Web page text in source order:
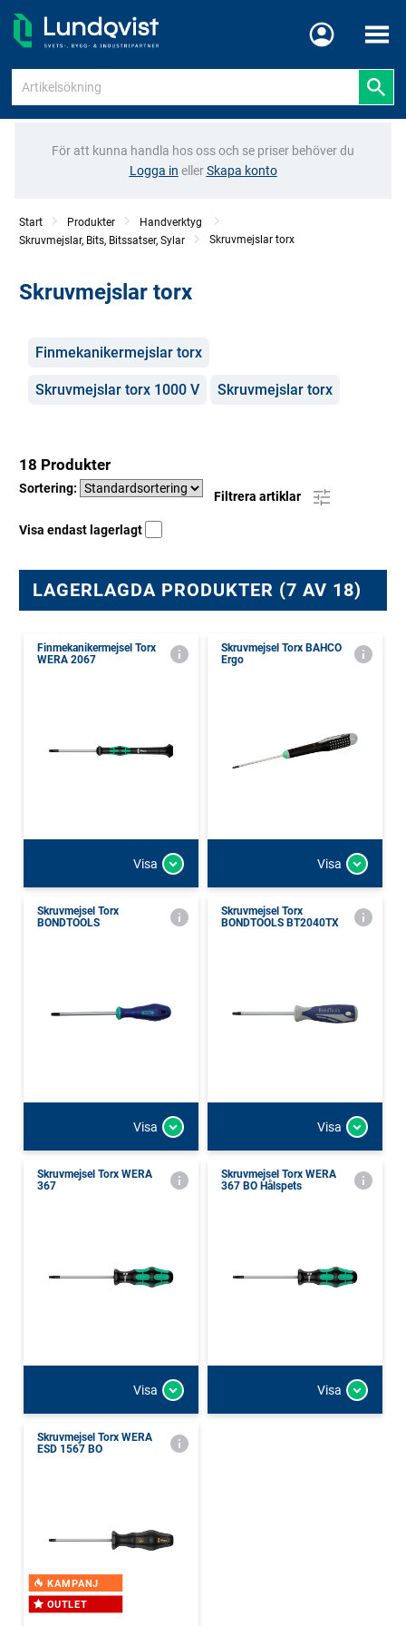
Meny
För att kunna handla hos oss och se priser behöver du
Logga in ellerSkapa konto
Start Produkter
Handverktyg
Skruvmejslar, Bits, Bitssatser, Sylar
Skruvmejslar torx
Skruvmejslar torx
Kategorier
Finmekanikermejslar torx
Skruvmejslar torx 1000 V Skruvmejslar torx
18 Produkter
Sortering:
Filtrera artiklar
Visa endast lagerlagt
LAGERLAGDA PRODUKTER (7 AV 18)
Finmekanikermejsel Torx
WERA 2067
Visa
Skruvmejsel Torx BAHCO
Ergo
Visa
Skruvmejsel Torx
BONDTOOLS
Visa
Skruvmejsel Torx
BONDTOOLS BT2040TX
Visa
Skruvmejsel Torx WERA
367
Visa
Skruvmejsel Torx WERA
367 BO Hålspets
Visa
Skruvmejsel Torx WERA
ESD 1567 BO
KAMPANJ
OUTLET